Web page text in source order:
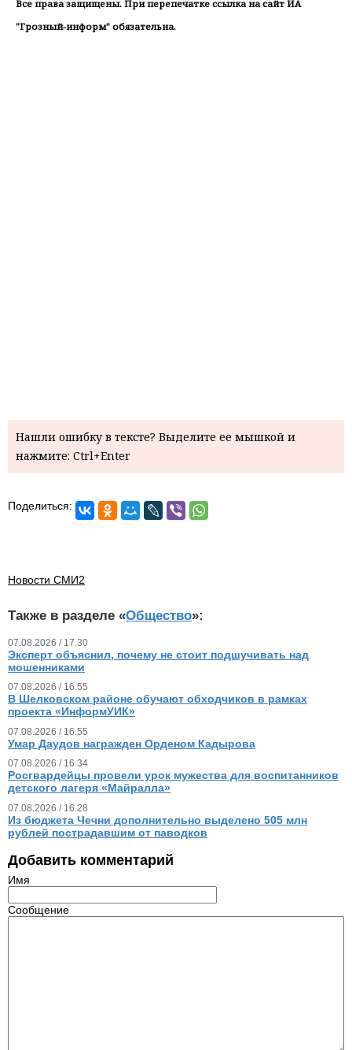
Все права защищены. При перепечатке ссылка на сайт ИА
"Грозный-информ" обязательна.
Нашли ошибку в тексте? Выделите ее мышкой и
нажмите: Ctrl+Enter
Поделиться:
Новости СМИ2
Также в разделе «Общество»:
07.08.2026 / 17.30
Эксперт объяснил, почему не стоит подшучивать над
мошенниками
07.08.2026 / 16.55
В Шелковском районе обучают обходчиков в рамках
проекта «ИнформУИК»
07.08.2026 / 16.55
Умар Даудов награжден Орденом Кадырова
07.08.2026 / 16.34
Росгвардейцы провели урок мужества для воспитанников
детского лагеря «Майралла»
07.08.2026 / 16.28
Из бюджета Чечни дополнительно выделено 505 млн
рублей пострадавшим от паводков
Добавить комментарий
Имя
Сообщение